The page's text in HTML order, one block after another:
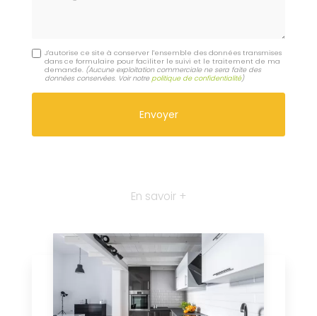
J'autorise ce site à conserver l'ensemble des données transmises
dans ce formulaire pour faciliter le suivi et le traitement de ma
demande. (Aucune exploitation commerciale ne sera faite des
données conservées. Voir notrepolitique de confidentialité)
En savoir +